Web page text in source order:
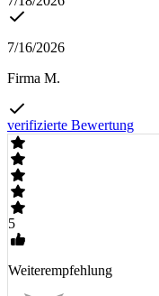
7/16/2026
Firma M.
verifizierte Bewertung
5
Weiterempfehlung